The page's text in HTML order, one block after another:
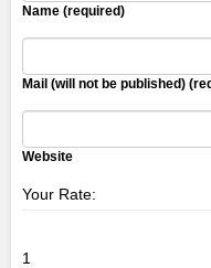
Name (required)
Mail (will not be published)
Website
Your Rate:
1